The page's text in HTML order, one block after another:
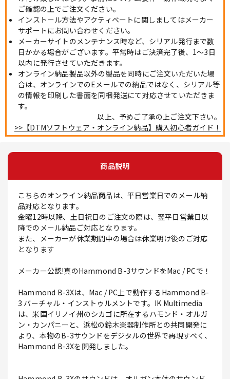
ご確認の上でご注文ください。
インストール方法やアクティベートに関しましてはメーカー
サポートにお問い合わせください。
メーカーサイトのメンテナンス時など、シリアル発行まで数
日かかる場合がございます。平常時はご決済完了後、1～3日
以内に発行させていただきます。
オンライン納品製品以外の製品を同時にご注文いただいた場
合は、オンラインでのEメールでの納品ではなく、シリアル等
の情報を印刷した書面を同梱発送にて対応させていただきま
す。
以上、予めご了承の上ご注文下さい。
>>【DTMソフトウェア・オンライン納品】購入初心者ガイド！
商品説明
こちらのオンライン納品商品は、平日営業日でのメール納
品対応となります。
金曜12時以降、土日祝日のご注文の際は、翌平日営業日以
降でのメール納品ご対応となります。
また、メーカーが休業期間中の場合は休業明け後のご対応
となります
メーカー公認!真のHammond B-3サウンドをMac / PCで！
Hammond B-3Xは、Mac / PC上で動作するHammond B-
3 バーチャル・インストゥルメントです。IK Multimedia
は、米国イリノイ州のシカゴに所在するハモンド・オルガ
ン・カンパニーと、浜松の鈴木楽器制作所との共同開発に
より、本物のB-3サウンドをデジタルの世界で再現すべく、
Hammond B-3Xを開発しました。